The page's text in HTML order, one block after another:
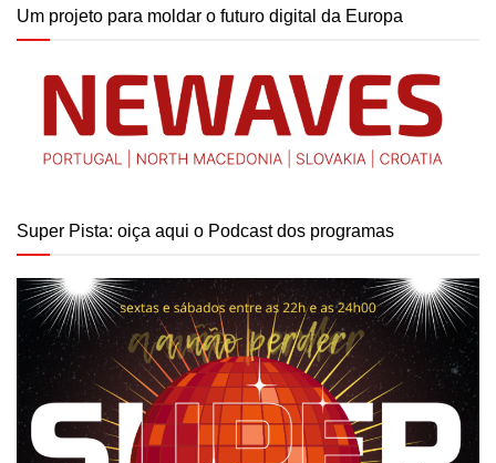
Um projeto para moldar o futuro digital da Europa
Super Pista: oiça aqui o Podcast dos programas